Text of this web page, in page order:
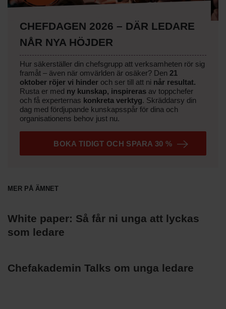
Mer på ämnet
White paper: Så får ni unga att lyckas
som ledare
Chefakademin Talks om unga ledare
CHEFDAGEN 2026 – DÄR LEDARE
NÅR NYA HÖJDER
Hur säkerställer din chefsgrupp att verksamheten rör sig
framåt – även när omvärlden är osäker? Den 21
oktober röjer vi hinder och ser till att ni når resultat.
Rusta er med ny kunskap, inspireras av toppchefer
och få experternas konkreta verktyg. Skräddarsy din
dag med fördjupande kunskapsspår för dina och
organisationens behov just nu.
BOKA TIDIGT OCH SPARA 30 %